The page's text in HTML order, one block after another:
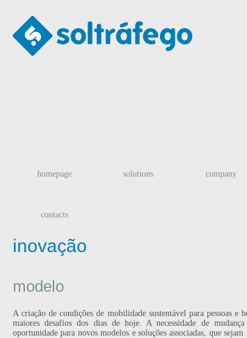
homepage solutions company
contacts
inovação
modelo
A criação de condições de mobilidade sustentável para pessoas e
maiores desafios dos dias de hoje. A necessidade de
oportunidade para novos modelos e soluções associadas, que